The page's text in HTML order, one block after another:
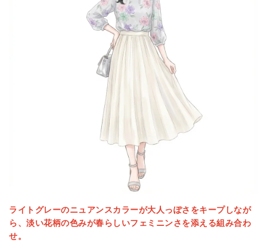
ライトグレーのニュアンスカラーが大人っぽさをキープしなが
ら、淡い花柄の色みが春らしいフェミニンさを添える組み合わ
せ。